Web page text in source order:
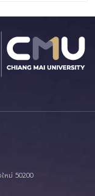
หม่ 50200